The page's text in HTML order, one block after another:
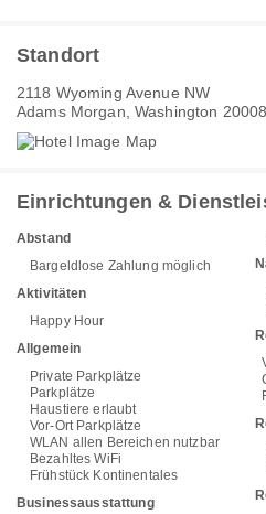
Standort
2118 Wyoming Avenue NW
Adams Morgan, Washington 20008
Einrichtungen &
Abstand
Bargeldlose Zahlung möglich
Aktivitäten
Happy Hour
Allgemein
Private Parkplätze
Parkplätze
Haustiere erlaubt
Vor-Ort Parkplätze
WLAN allen Bereichen nutzbar
Bezahltes WiFi
Frühstück Kontinentales
Businessausstattung